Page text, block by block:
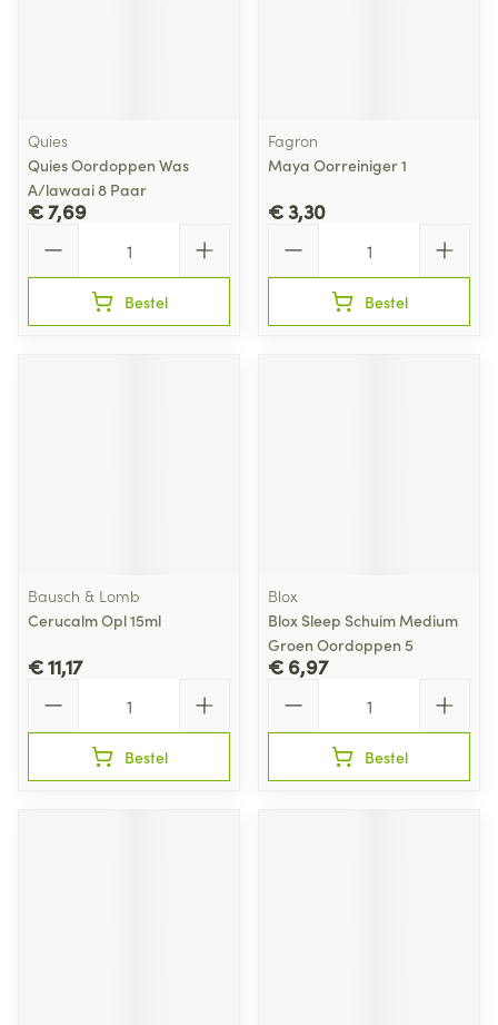
Quies
Quies Oordoppen Was
A/lawaai 8 Paar
€ 7,69
Bestel
Fagron
Maya Oorreiniger 1
€ 3,30
Bestel
Bausch & Lomb
Cerucalm Opl 15ml
€ 11,17
Bestel
Blox
Blox Sleep Schuim Medium
Groen Oordoppen 5
€ 6,97
Bestel